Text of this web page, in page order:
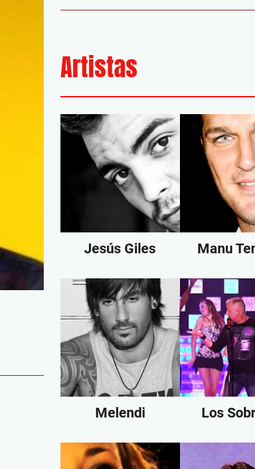
Artistas
Jesús Giles Manu
Melendi Los